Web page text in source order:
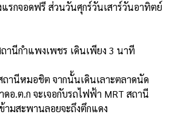
รกจอดฟรี ส่วนวันศุกร์วันเสาร์วันอาทิตย์
านีกำแพงเพชร เดินเพียง 3 นาที
ถานีหมอชิต จากนั้นเดินเลาะตลาดนัด
อ.ต.ก จะเจอกับรถไฟฟ้า MRT สถานี
มสะพานลอยจะถึงตึกแดง